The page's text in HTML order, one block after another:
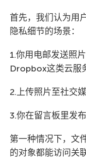
首先，我们认为用
隐私细节的场景：
1.你用电邮发送照
Dropbox这类云服
2.上传照片至社交
3.你在留言板里发
第一种情况下，文
的对象都能访问关